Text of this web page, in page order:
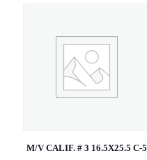
M/V CALIF. # 3 16.5X25.5 C-5